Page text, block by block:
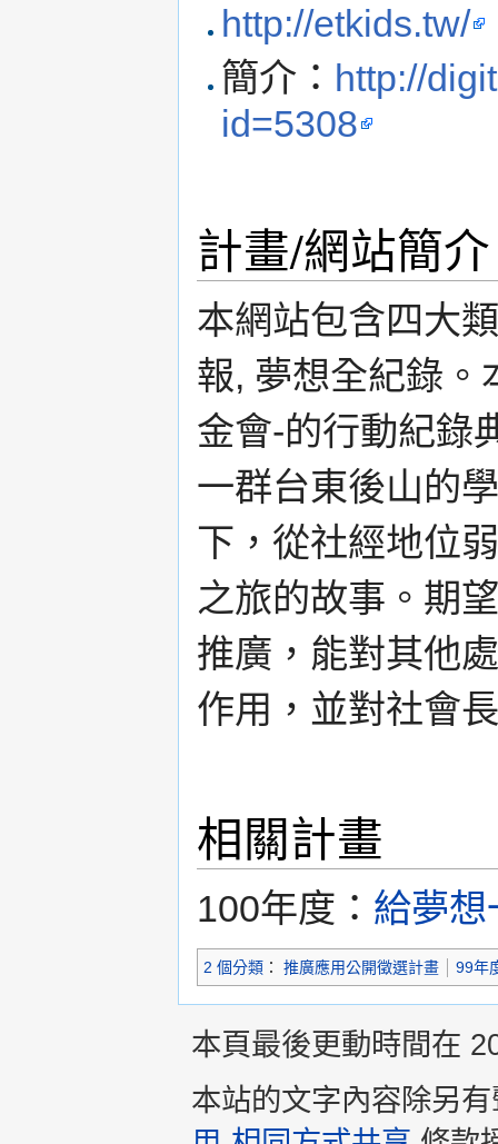
http://etkids.tw/
簡介： http://
id=5308
計畫/網站簡介
本網站包含四大
報, 夢想全紀錄。
金會-的行動紀錄
一群台東後山的
下，從社經地位
之旅的故事。期
推廣，能對其他
作用，並對社會
相關計畫
100年度： 給夢想
2 個分類 ： 推廣應用公開徵選計畫 99年
本頁最後更動時間在
本站的文字內容除另